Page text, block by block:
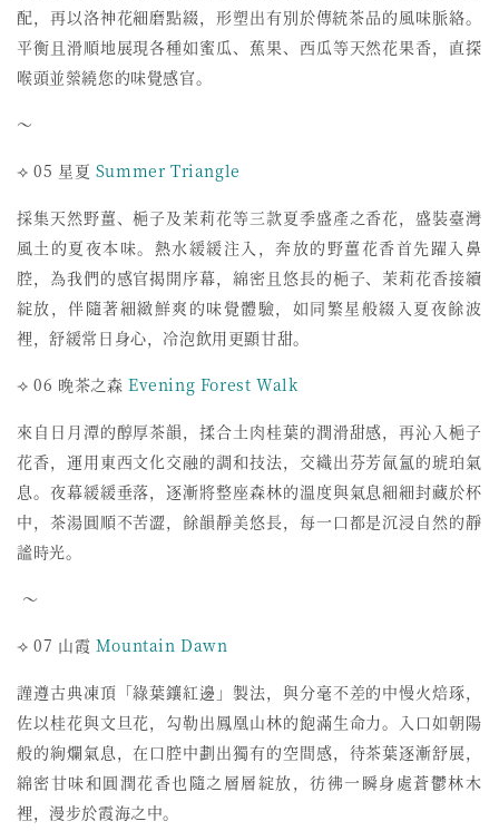
配， 再以洛神花細磨點綴，形塑出有別於傳統茶品的風味脈絡。
平衡且滑順地展現各種如蜜瓜、蕉果、西瓜等天然花果香， 直探
喉頭並縈繞您的味覺感官。
～
⟢ 05 星夏 Summer Triangle
採集天然野薑、梔子及茉莉花等三款夏季盛產之香花，盛裝臺灣
風土的夏夜本味。熱水緩緩注入，奔放的野薑花香首先躍入鼻
腔，為我們的感官揭開序幕，綿密且悠長的梔子、茉莉花香接續
綻放，伴隨著細緻鮮爽的味覺體驗，如同繁星般綴入夏夜餘波
裡，舒緩常日身心，冷泡飲用更顯甘甜。
⟢ 06 晚茶之森 Evening Forest Walk
來自日月潭的醇厚茶韻，揉合土肉桂葉的潤滑甜感，再沁入梔子
花香，運用東西文化交融的調和技法， 交織出芬芳氤氳的琥珀氣
息。夜幕緩緩垂落，逐漸將整座森林的溫度與氣息細細封藏於杯
中，茶湯圓順不苦澀，餘韻靜美悠長，每一口都是沉浸自然的靜
謐時光。
～
⟢ 07 山霞 Mountain Dawn
謹遵古典凍頂「綠葉鑲紅邊」製法，與分毫不差的中慢火焙琢，
佐以桂花與文旦花，勾勒出鳳凰山林的飽滿生命力。
入口如朝陽
般的絢爛氣息，在口腔中劃出獨有的空間感， 待茶葉逐漸舒展，
綿密甘味和圓潤花香也隨之層層綻放，彷彿一瞬身處蒼鬱林木
裡，漫步於霞海之中。